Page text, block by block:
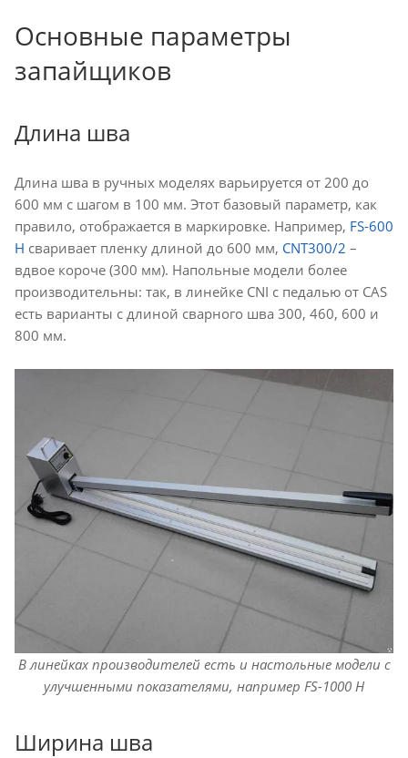
Основные параметры
запайщиков
Длина шва
Длина шва в ручных моделях варьируется от 200 до
600 мм с шагом в 100 мм. Этот базовый параметр, как
правило, отображается в маркировке. Например, FS-600
H сваривает пленку длиной до 600 мм, CNT300/2 –
вдвое короче (300 мм). Напольные модели более
производительны: так, в линейке CNI с педалью от CAS
есть варианты с длиной сварного шва 300, 460, 600 и
800 мм.
В линейках производителей есть и настольные модели с
улучшенными показателями, например FS-1000 H
Ширина шва